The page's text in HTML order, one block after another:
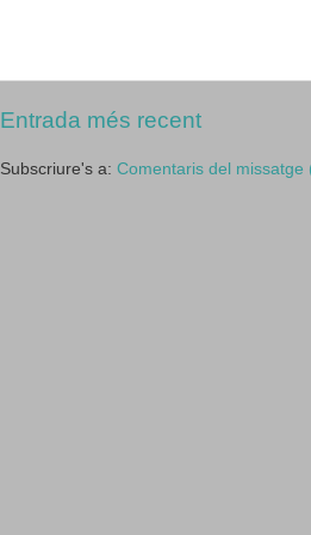
Entrada més recent
Subscriure's a: Comentaris del missatge